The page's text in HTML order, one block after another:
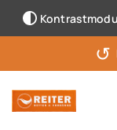
↺